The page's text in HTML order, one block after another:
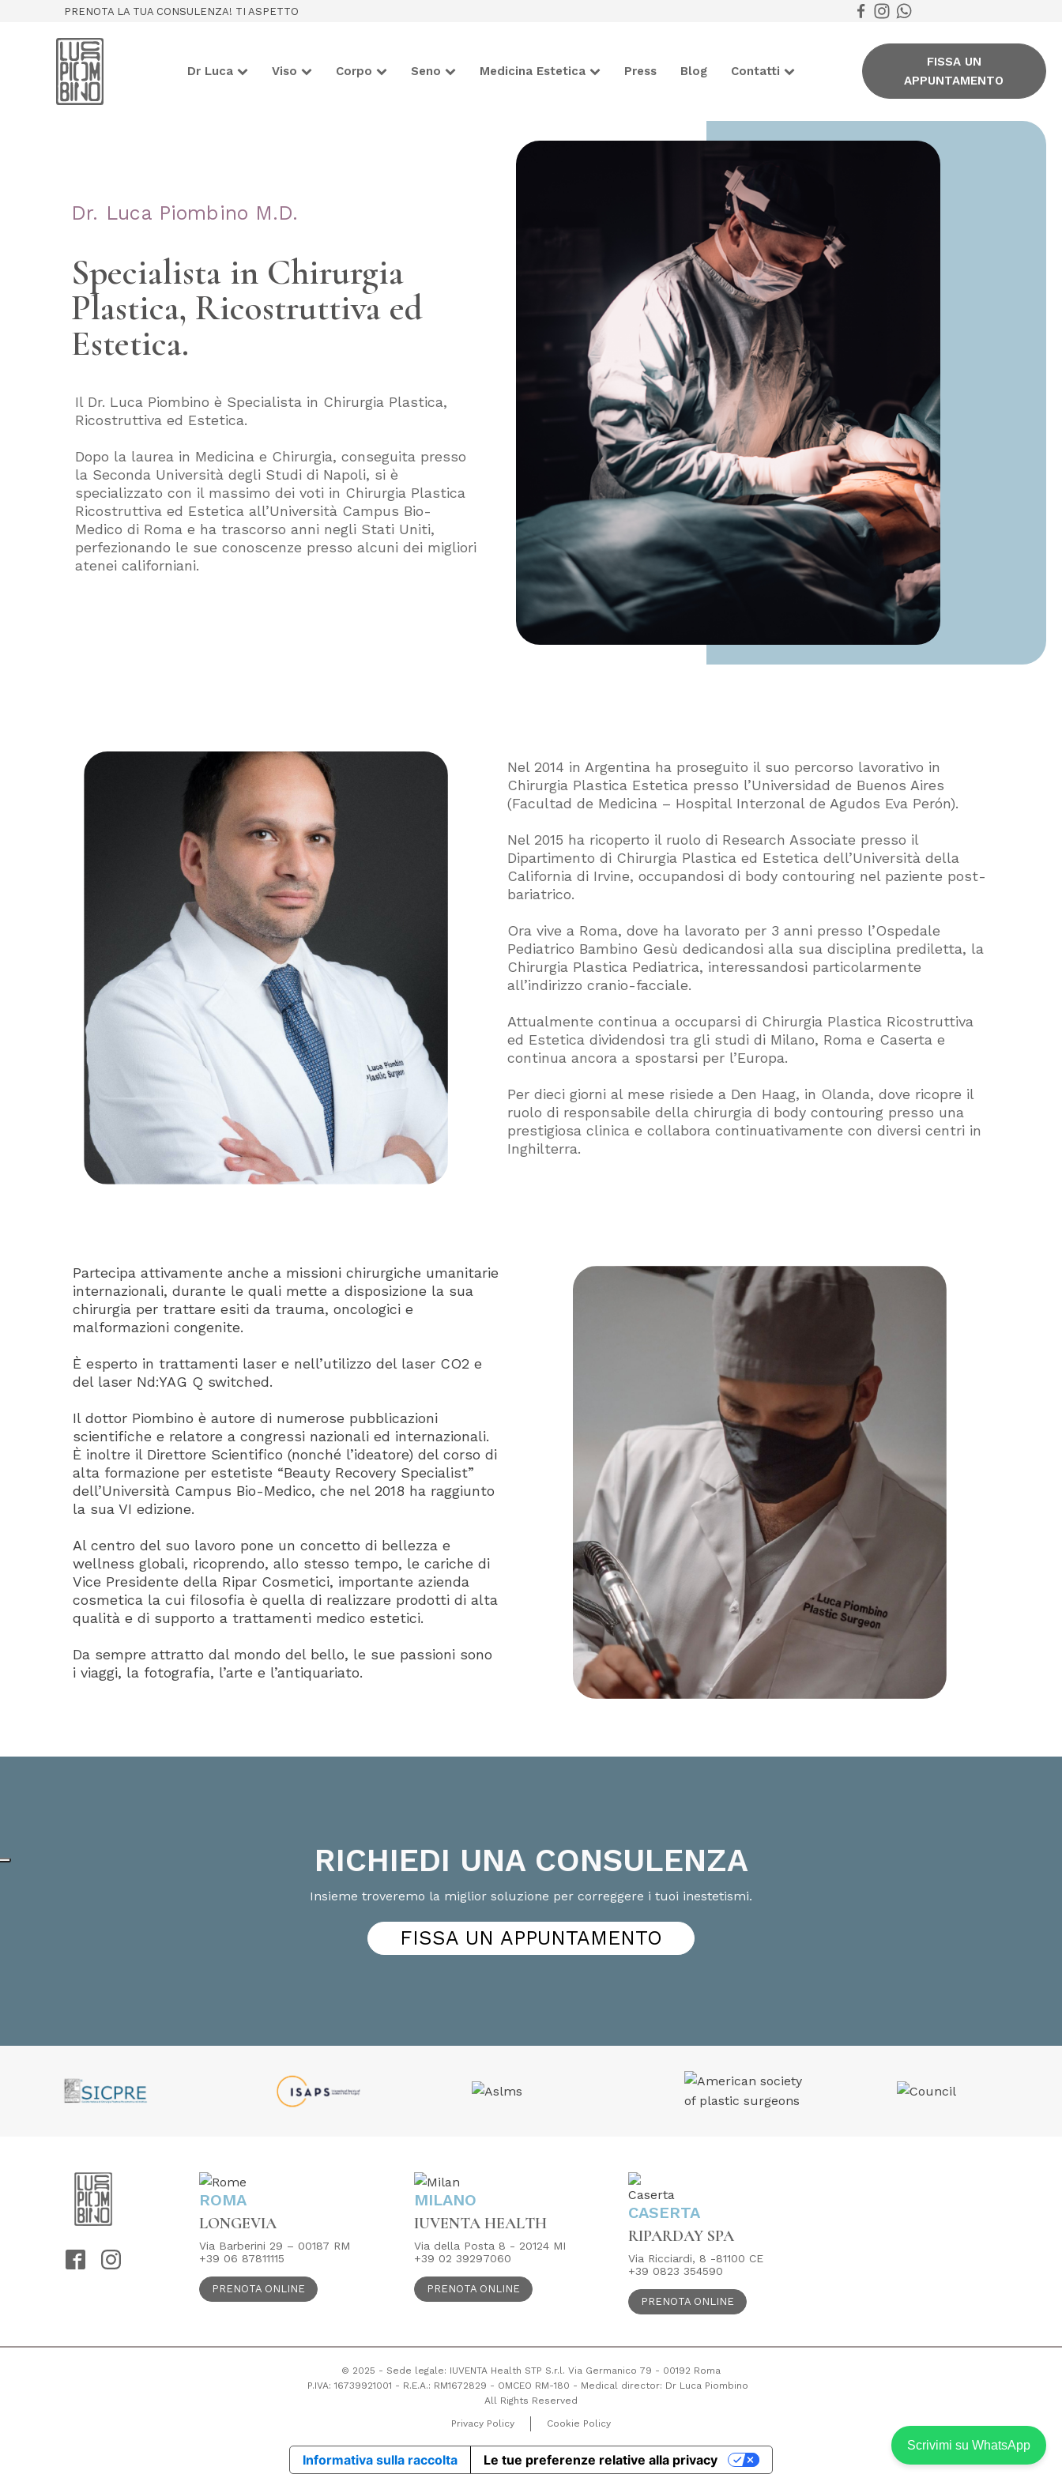
PRENOTA LA TUA CONSULENZA! TI ASPETTO
Dr Luca Viso Corpo Seno Medicina Estetica Press Blog Contatti
FISSA UN
APPUNTAMENTO
Dr. Luca Piombino M.D.
Specialista in Chirurgia
Plastica, Ricostruttiva ed
Estetica.
Il Dr. Luca Piombino è Specialista in Chirurgia Plastica,
Ricostruttiva ed Estetica.
Dopo la laurea in Medicina e Chirurgia, conseguita presso
la Seconda Università degli Studi di Napoli, si è
specializzato con il massimo dei voti in Chirurgia Plastica
Ricostruttiva ed Estetica all’Università Campus Bio-
Medico di Roma e ha trascorso anni negli Stati Uniti,
perfezionando le sue conoscenze presso alcuni dei migliori
atenei californiani.
Nel 2014 in Argentina ha proseguito il suo percorso lavorativo in
Chirurgia Plastica Estetica presso l’Universidad de Buenos Aires
(Facultad de Medicina – Hospital Interzonal de Agudos Eva Perón).
Nel 2015 ha ricoperto il ruolo di Research Associate presso il
Dipartimento di Chirurgia Plastica ed Estetica dell’Università della
California di Irvine, occupandosi di body contouring nel paziente post-
bariatrico.
Ora vive a Roma, dove ha lavorato per 3 anni presso l’Ospedale
Pediatrico Bambino Gesù dedicandosi alla sua disciplina prediletta, la
Chirurgia Plastica Pediatrica, interessandosi particolarmente
all’indirizzo cranio-facciale.
Attualmente continua a occuparsi di Chirurgia Plastica Ricostruttiva
ed Estetica dividendosi tra gli studi di Milano, Roma e Caserta e
continua ancora a spostarsi per l’Europa.
Per dieci giorni al mese risiede a Den Haag, in Olanda, dove ricopre il
ruolo di responsabile della chirurgia di body contouring presso una
prestigiosa clinica e collabora continuativamente con diversi centri in
Inghilterra.
Partecipa attivamente anche a missioni chirurgiche umanitarie
internazionali, durante le quali mette a disposizione la sua
chirurgia per trattare esiti da trauma, oncologici e
malformazioni congenite.
È esperto in trattamenti laser e nell’utilizzo del laser CO2 e
del laser Nd:YAG Q switched.
Il dottor Piombino è autore di numerose pubblicazioni
scientifiche e relatore a congressi nazionali ed internazionali.
È inoltre il Direttore Scientifico (nonché l’ideatore) del corso di
alta formazione per estetiste “Beauty Recovery Specialist”
dell’Università Campus Bio-Medico, che nel 2018 ha raggiunto
la sua VI edizione.
Al centro del suo lavoro pone un concetto di bellezza e
wellness globali, ricoprendo, allo stesso tempo, le cariche di
Vice Presidente della Ripar Cosmetici, importante azienda
cosmetica la cui filosofia è quella di realizzare prodotti di alta
qualità e di supporto a trattamenti medico estetici.
Da sempre attratto dal mondo del bello, le sue passioni sono
i viaggi, la fotografia, l’arte e l’antiquariato.
RICHIEDI UNA CONSULENZA
Insieme troveremo la miglior soluzione per correggere i tuoi inestetismi.
FISSA UN APPUNTAMENTO
ROMA
LONGEVIA
Via Barberini 29 – 00187 RM
+39 06 87811115
PRENOTA ONLINE
MILANO
IUVENTA HEALTH
Via della Posta 8 - 20124 MI
+39 02 39297060
PRENOTA ONLINE
CASERTA
RIPARDAY SPA
Via Ricciardi, 8 -81100 CE
+39 0823 354590
PRENOTA ONLINE
© 2025 - Sede legale: IUVENTA Health STP S.r.l. Via Germanico 79 - 00192 Roma
P.IVA: 16739921001 - R.E.A.: RM1672829 - OMCEO RM-180 - Medical director: Dr Luca Piombino
All Rights Reserved
Privacy Policy Cookie Policy
Scrivimi su WhatsApp
Informativa sulla raccolta Le tue preferenze relative alla privacy